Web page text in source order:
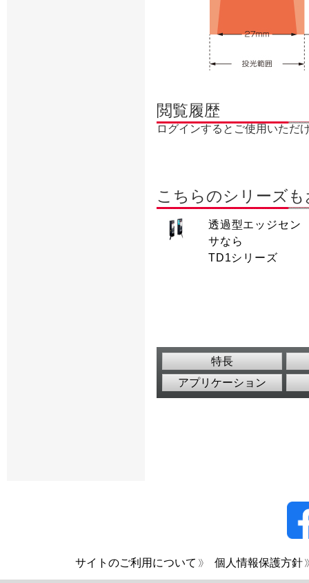
閲覧履歴
ログインするとご使用いただ
こちらのシリーズ
透過型エッジセン
サなら
TD1シリーズ
特長
アプリケーション
サイトのご利用について 個人情報保護方針